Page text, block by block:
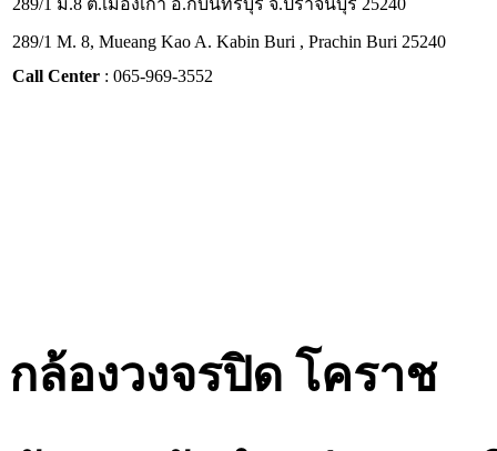
289/1 ม.8 ต.เมืองเก่า อ.กบินทร์บุรี จ.ปราจีนบุรี 25240
289/1 M. 8, Mueang Kao A. Kabin Buri , Prachin Buri 25240
Call Center : 065-969-3552
กล้องวงจรปิด โคราช